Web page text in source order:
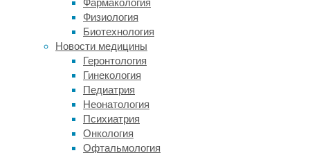
Фармакология
Физиология
Биотехнология
Новости медицины
Геронтология
Гинекология
Педиатрия
Неонатология
Психиатрия
Онкология
Офтальмология
волосе.
Метод
эффективен
для
тёмных
волос
на
светлой
коже,